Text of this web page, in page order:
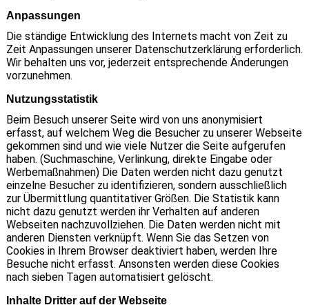
Anpassungen
Die ständige Entwicklung des Internets macht von Zeit zu
Zeit Anpassungen unserer Datenschutzerklärung erforderlich.
Wir behalten uns vor, jederzeit entsprechende Änderungen
vorzunehmen.
Nutzungsstatistik
Beim Besuch unserer Seite wird von uns anonymisiert
erfasst, auf welchem Weg die Besucher zu unserer Webseite
gekommen sind und wie viele Nutzer die Seite aufgerufen
haben. (Suchmaschine, Verlinkung, direkte Eingabe oder
Werbemaßnahmen) Die Daten werden nicht dazu genutzt
einzelne Besucher zu identifizieren, sondern ausschließlich
zur Übermittlung quantitativer Größen. Die Statistik kann
nicht dazu genutzt werden ihr Verhalten auf anderen
Webseiten nachzuvollziehen. Die Daten werden nicht mit
anderen Diensten verknüpft. Wenn Sie das Setzen von
Cookies in Ihrem Browser deaktiviert haben, werden Ihre
Besuche nicht erfasst. Ansonsten werden diese Cookies
nach sieben Tagen automatisiert gelöscht.
Inhalte Dritter auf der Webseite